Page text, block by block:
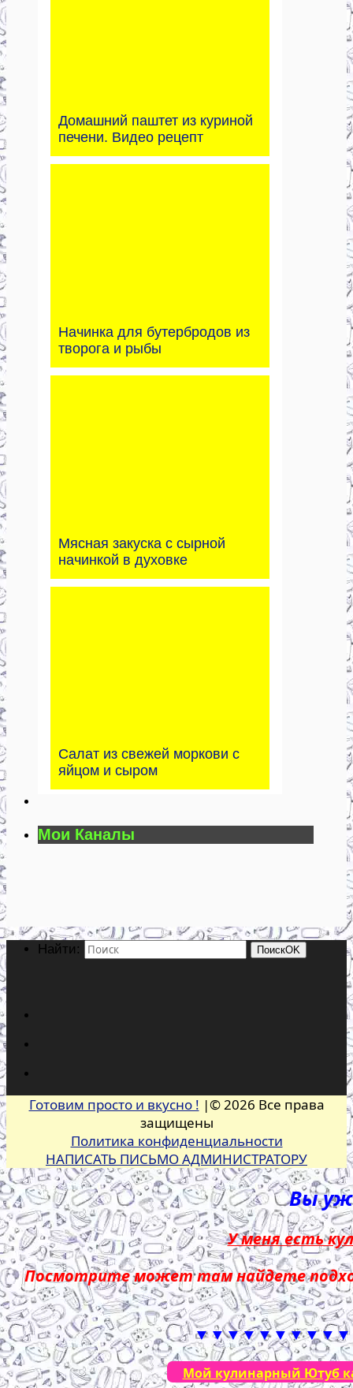
Домашний паштет из куриной
печени. Видео рецепт
Начинка для бутербродов из
творога и рыбы
Мясная закуска с сырной
начинкой в духовке
Салат из свежей моркови с
яйцом и сыром
Мои Каналы
Найти: ПоискOK
Готовим просто и вкусно ! |© 2026 Все права
защищены
Политика конфиденциальности
НАПИСАТЬ ПИСЬМО АДМИНИСТРАТОРУ
Вы
У меня есть
Посмотрите может там найдете
Мой кулинарный Ютуб